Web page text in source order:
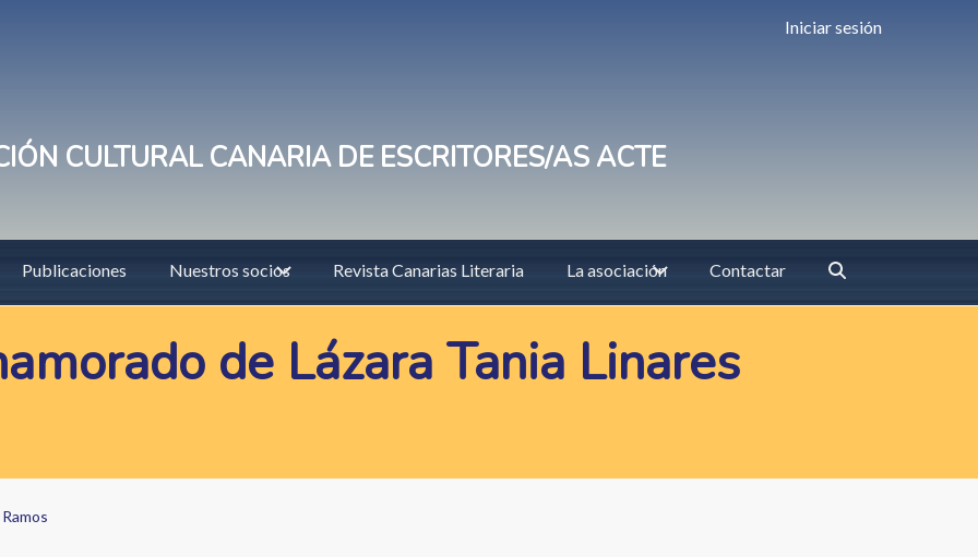
Iniciar sesión
CULTURAL CANARIA DE ESCRITORES/AS ACTE
Publicaciones Nuestros socios Revista Canarias Literaria La asociación Contactar
de Lázara Tania Linares